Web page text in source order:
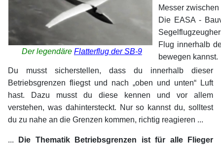
Der legendäre Flatterflug der SB-9
Messer
Die EASA -
Flug innerhalb
bewegen kannst.
Du musst sicherstellen, dass du innerhalb dieser
Betriebsgrenzen fliegst und nach „oben und unten“ Luft
hast. Dazu musst du diese kennen und vor allem
verstehen, was dahintersteckt. Nur so kannst du, solltest
du zu nahe an die Grenzen kommen, richtig reagieren ...
...
Die Thematik Betriebsgrenzen ist für alle Flieger